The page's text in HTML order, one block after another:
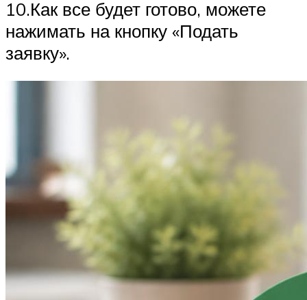
10.Как все будет готово, можете
нажимать на кнопку «Подать
заявку».